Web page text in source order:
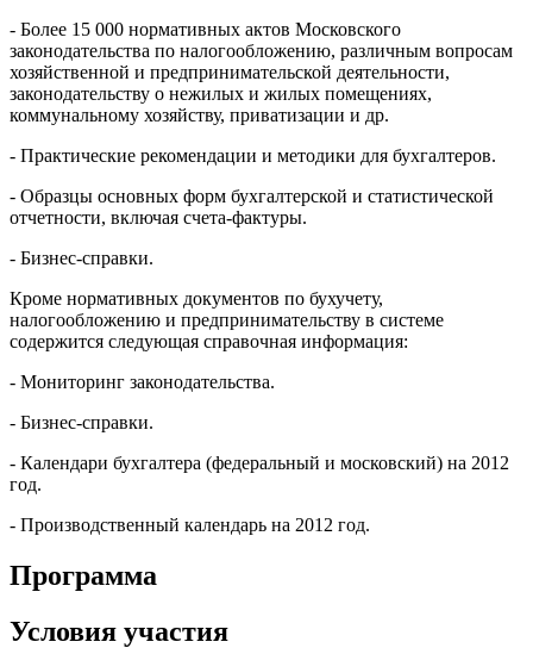
- Более 15 000 нормативных актов Московского
законодательства по налогообложению, различным вопросам
хозяйственной и предпринимательской деятельности,
законодательству о нежилых и жилых помещениях,
коммунальному хозяйству, приватизации и др.
- Практические рекомендации и методики для бухгалтеров.
- Образцы основных форм бухгалтерской и статистической
отчетности, включая счета-фактуры.
- Бизнес-справки.
Кроме нормативных документов по бухучету,
налогообложению и предпринимательству в системе
содержится следующая справочная информация:
- Мониторинг законодательства.
- Бизнес-справки.
- Календари бухгалтера (федеральный и московский) на 2012
год.
- Производственный календарь на 2012 год.
Программа
Условия участия